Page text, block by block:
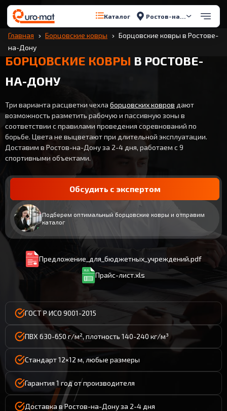
Каталог Ростов-на-Дону
Главная Борцовские ковры
Борцовские ковры в Ростове-
на-Дону
БОРЦОВСКИЕ КОВРЫ В РОСТОВЕ-
НА-ДОНУ
Три варианта расцветки чехла борцовских ковров дают
возможность разметить рабочую и пассивную зоны в
соответствии с правилами проведения соревнований по
борьбе. Цвета не выцветают при длительной эксплуатации.
Доставим в Ростов-на-Дону за 2-4 дня, работаем с 9
спортивными объектами.
Обсудить с экспертом
Подберем оптимальный борцовские ковры и отправим
каталог
Предложение_для_бюджетных_учреждений.pdf
Прайс-лист.xls
ГОСТ Р ИСО 9001-2015
ПВХ 630-650 г/м², плотность 140-240 кг/м³
Стандарт 12×12 м, любые размеры
Гарантия 1 год от производителя
Доставка в Ростов-на-Дону за 2-4 дня